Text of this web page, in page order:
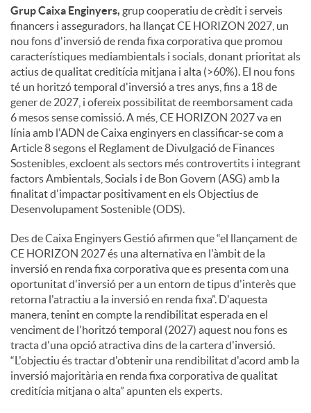
Grup Caixa Enginyers, grup cooperatiu de crèdit i serveis
financers i asseguradors, ha llançat CE HORIZON 2027, un
nou fons d'inversió de renda fixa corporativa que promou
característiques mediambientals i socials, donant prioritat als
actius de qualitat creditícia mitjana i alta (>60%). El nou fons
té un horitzó temporal d'inversió a tres anys, fins a 18 de
gener de 2027, i ofereix possibilitat de reemborsament cada
6 mesos sense comissió. A més, CE HORIZON 2027 va en
línia amb l'ADN de Caixa enginyers en classificar-se com a
Article 8 segons el Reglament de Divulgació de Finances
Sostenibles, excloent als sectors més controvertits i integrant
factors Ambientals, Socials i de Bon Govern (ASG) amb la
finalitat d'impactar positivament en els Objectius de
Desenvolupament Sostenible (ODS).
Des de Caixa Enginyers Gestió afirmen que “el llançament de
CE HORIZON 2027 és una alternativa en l'àmbit de la
inversió en renda fixa corporativa que es presenta com una
oportunitat d'inversió per a un entorn de tipus d'interès que
retorna l'atractiu a la inversió en renda fixa”. D'aquesta
manera, tenint en compte la rendibilitat esperada en el
venciment de l'horitzó temporal (2027) aquest nou fons es
tracta d'una opció atractiva dins de la cartera d'inversió.
“L'objectiu és tractar d'obtenir una rendibilitat d'acord amb la
inversió majoritària en renda fixa corporativa de qualitat
creditícia mitjana o alta” apunten els experts.